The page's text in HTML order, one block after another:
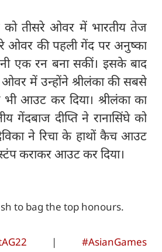
को तीसरे ओवर में भारतीय तेज
ओवर की पहली गेंद पर अनुष्का
एक रन बना सकीं। इसके बाद
ओवर में उन्होंने श्रीलंका की सबसे
आउट कर दिया। श्रीलंका का
दीप्ति ने रानासिंघे को
ने रिचा के हाथों कैच आउट
स्टंप कराकर आउट कर दिया।
to bag the top honours.
| #AsianGames